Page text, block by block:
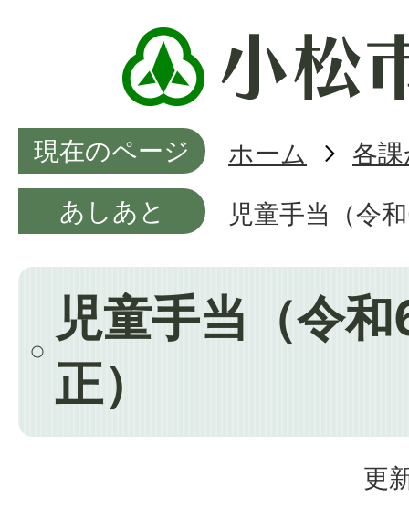
現在のページ ホーム
各
あしあと
児童手当（令
児童手当（令
正）
更